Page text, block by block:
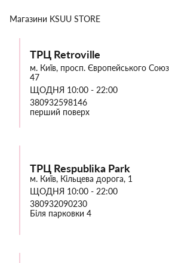
Магазини KSUU STORE
ТРЦ Retroville
м. Київ, просп. Європейського
47
ЩОДНЯ 10:00 - 22:00
380932598146
перший поверх
ТРЦ Respublika Park
м. Київ, Кільцева дорога, 1
ЩОДНЯ 10:00 - 22:00
380932090230
Біля парковки 4